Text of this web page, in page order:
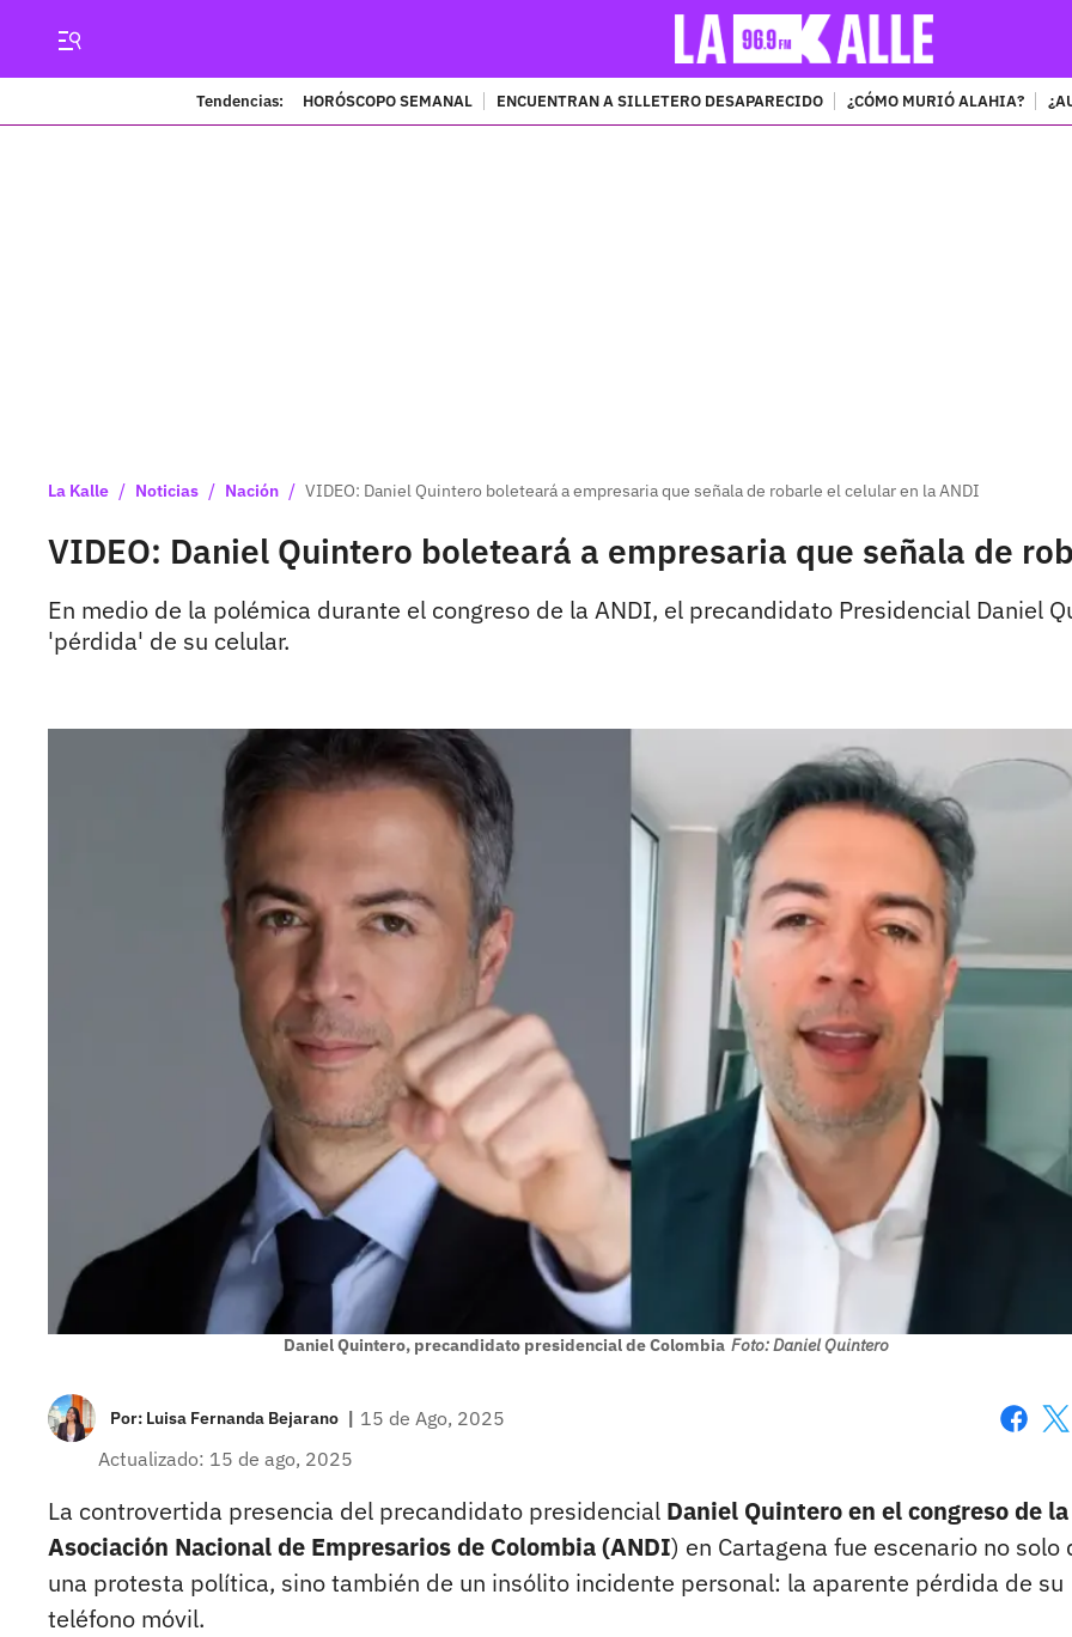
Tendencias: HORÓSCOPO SEMANAL ENCUENTRAN A SILLETERO DESAPARECIDO ¿CÓMO MURIÓ ALAHIA?
La Kalle / Noticias / Nación / VIDEO: Daniel Quintero boleteará a empresaria que señala de robarle el celular en la ANDI
VIDEO: Daniel Quintero boleteará a empresaria que señala de
En medio de la polémica durante el congreso de la ANDI, el precandidato Presidencial Daniel
'pérdida' de su celular.
Daniel Quintero, precandidato presidencial de Colombia Foto: Daniel Quintero
Por: Luisa Fernanda Bejarano | 15 de Ago, 2025
Actualizado: 15 de ago, 2025
La controvertida presencia del precandidato presidencial Daniel Quintero en el congreso de la
Asociación Nacional de Empresarios de Colombia (ANDI) en Cartagena fue escenario no solo
una protesta política, sino también de un insólito incidente personal: la aparente pérdida de su
teléfono móvil.